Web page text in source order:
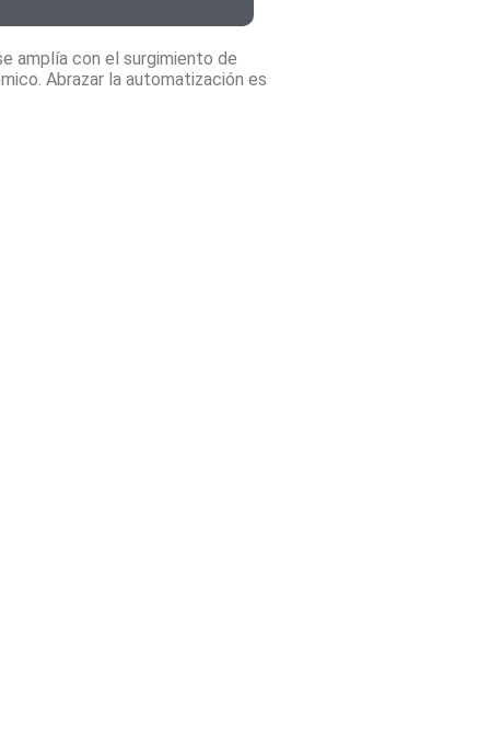
amplía con el surgimiento de
Abrazar la automatización es